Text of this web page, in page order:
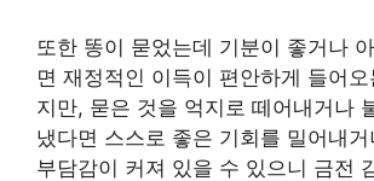
또한 똥이 묻었는데 기분이 좋거나
면 재정적인 이득이 편안하게 들어
지만, 묻은 것을 억지로 떼어내거나
냈다면 스스로 좋은 기회를 밀어내
부담감이 커져 있을 수 있으니 금전